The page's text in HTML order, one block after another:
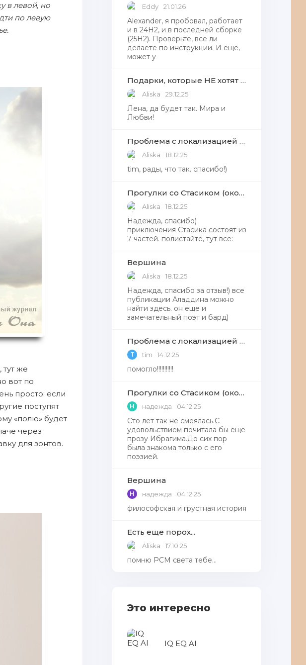
в левой, но
по левую
же
вот по
просто: если
поступят
«полю» будет
через
для зонтов.
Eddy 21.01.26
Alexander, я пробовал, работает
и в 24H2, и в последней сборке
(25H2). Проверьте, все ли
делаете по инструкции. И еще,
может у
Подарки, которые НЕ хотят получать от Деда Мороза
Aliska 29.12.25
Лена, да будет так. Мира и
Любви!
Проблема с локализацией языков Windows Defender, Microsoft Store в Windows 11
Aliska 18.12.25
tim, рады, что так. спасибо!)
Прогулки со Стасиком (окончание)
Aliska 18.12.25
Надежда, спасибо)
приключения Стасика состоят из
7 частей. полистайте, тут все:
Вершина
Aliska 18.12.25
Надежда, cпасибо за отзыв!) все
публикации Аладдина можно
найти здесь. он еще и
замечательный поэт и бард)
Проблема с локализацией языков Windows Defender, Microsoft Store в Windows 11
T tim 14.12.25
помогло!!!!!!!!!!!
Прогулки со Стасиком (окончание)
Н надежда 04.12.25
Сто лет так не смеялась.С
удовольствием почитала бы еще
прозу Ибрагима.До сих пор
была знакома только с его
поэзией.
Вершина
Н надежда 04.12.25
философская и грустная история
Есть еще порох...
Aliska 17.10.25
помню РСМ cвета тебе...
Это интересно
IQ EQ AI